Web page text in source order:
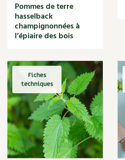
Nichoir
Noisette
Noix
Nourriture
Nuisibles
Numérique
Nutriments
Observation
Œuf
Oignon
Oiseaux
Olivier
Pommes de terre
hasselback
champignonnées à
l’épiaire des bois
Fiches
techniques